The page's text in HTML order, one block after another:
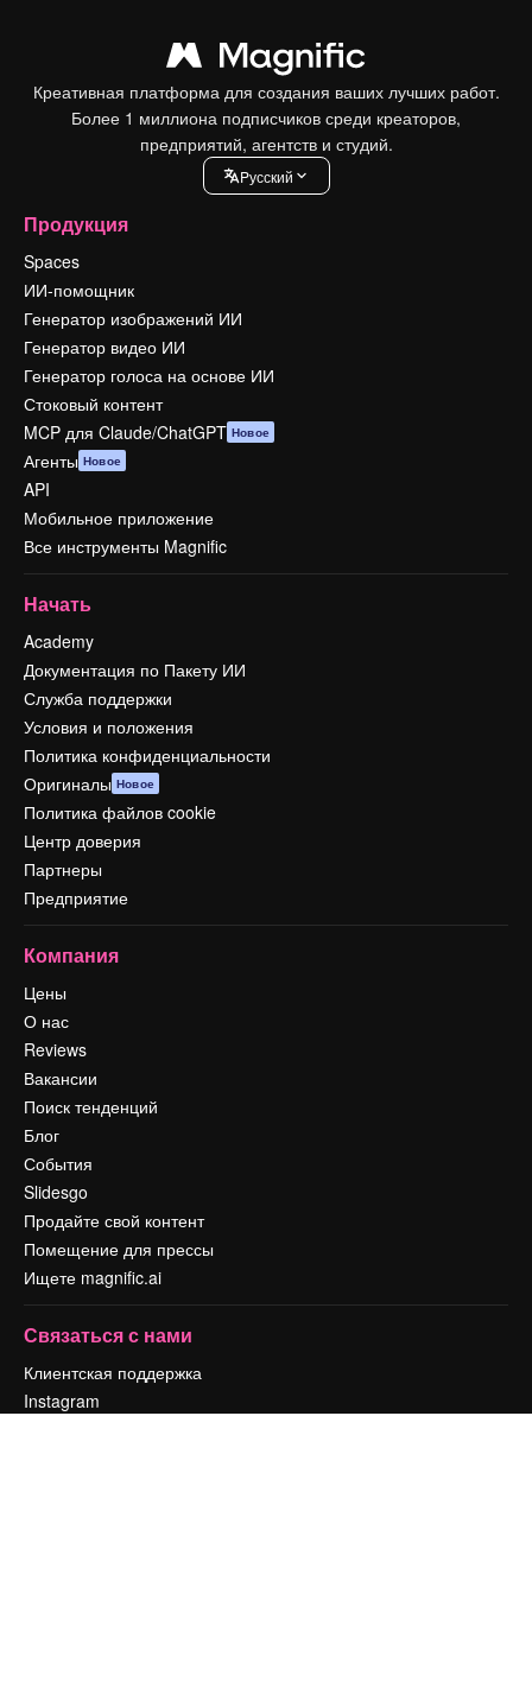
Креативная платформа для создания ваших лучших работ.
Более 1 миллиона подписчиков среди креаторов,
предприятий, агентств и студий.
Pусский
Продукция
Spaces
ИИ-помощник
Генератор изображений ИИ
Генератор видео ИИ
Генератор голоса на основе ИИ
Стоковый контент
MCP для Claude/ChatGPT Новое
Агенты Новое
API
Мобильное приложение
Все инструменты Magnific
Начать
Academy
Документация по Пакету ИИ
Служба поддержки
Условия и положения
Политика конфиденциальности
Оригиналы Новое
Политика файлов cookie
Центр доверия
Партнеры
Предприятие
Компания
Цены
О нас
Reviews
Вакансии
Поиск тенденций
Блог
События
Slidesgo
Продайте свой контент
Помещение для прессы
Ищете magnific.ai
Связаться с нами
Клиентская поддержка
Instagram